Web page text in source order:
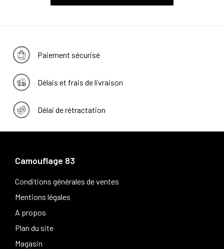
Paiement sécurisé
Délais et frais de livraison
Délai de rétractation
Camouflage 83
Conditions générales de ventes
Mentions légales
A propos
Plan du site
Magasin